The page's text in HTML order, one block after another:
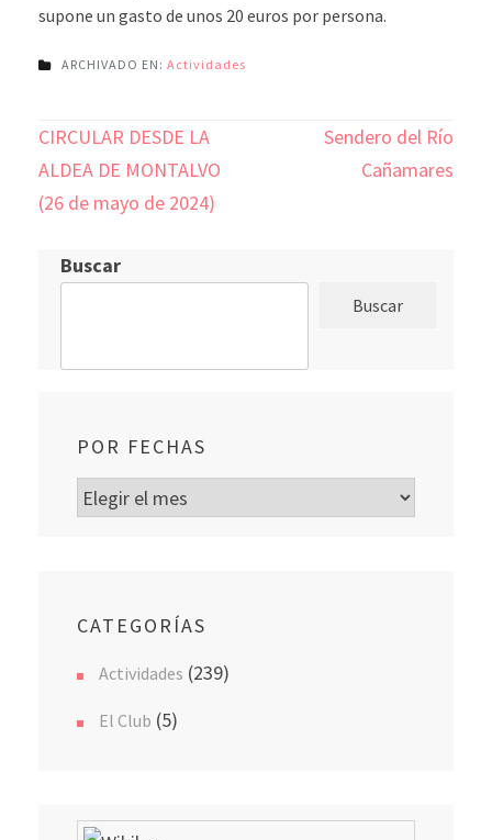
supone un gasto de unos 20 euros por persona.
ARCHIVADO EN: Actividades
Navegación
de
entradas
CIRCULAR DESDE LA
ALDEA DE MONTALVO
(26 de mayo de 2024)
Sendero del Río
Cañamares
Buscar
Buscar
POR FECHAS
Por
fechas
CATEGORÍAS
Actividades (239)
El Club (5)